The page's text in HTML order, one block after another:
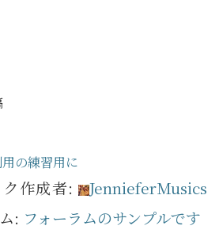
用の練習用に
ク作成者:
JennieferMusics
: フォーラムのサンプルです